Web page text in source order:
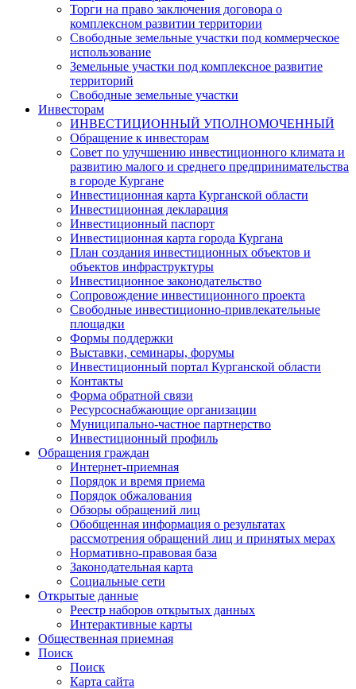
Торги на право заключения договора о
комплексном развитии территории
Свободные земельные участки под коммерческое
использование
Земельные участки под комплексное развитие
территорий
Свободные земельные участки
Инвесторам
ИНВЕСТИЦИОННЫЙ УПОЛНОМОЧЕННЫЙ
Обращение к инвесторам
Совет по улучшению инвестиционного климата и
развитию малого и среднего предпринимательства
в городе Кургане
Инвестиционная карта Курганской области
Инвестиционная декларация
Инвестиционный паспорт
Инвестиционная карта города Кургана
План создания инвестиционных объектов и
объектов инфраструктуры
Инвестиционное законодательство
Сопровождение инвестиционного проекта
Свободные инвестиционно-привлекательные
площадки
Формы поддержки
Выставки, семинары, форумы
Инвестиционный портал Курганской области
Контакты
Форма обратной связи
Ресурсоснабжающие организации
Муниципально-частное партнерство
Инвестиционный профиль
Обращения граждан
Интернет-приемная
Порядок и время приема
Порядок обжалования
Обзоры обращений лиц
Обобщенная информация о результатах
рассмотрения обращений лиц и принятых мерах
Нормативно-правовая база
Законодательная карта
Социальные сети
Открытые данные
Реестр наборов открытых данных
Интерактивные карты
Общественная приемная
Поиск
Поиск
Карта сайта